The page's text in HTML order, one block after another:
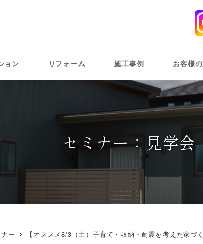
ョン リフォーム 施工事例 お客様
セミナー：見学会
ー 【オススメ8/3（土）子育て・収納・耐震を考えた家づ